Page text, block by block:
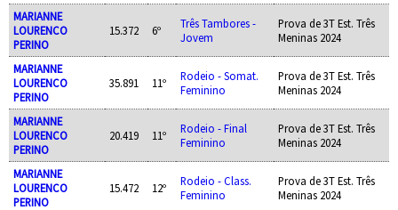
MARIANNE
LOURENCO
PERINO
15.372 6º
Três Tambores -
Jovem
Prova de 3T Est. Três
Meninas 2024
MARIANNE
LOURENCO
PERINO
35.891 11º
Rodeio - Somat.
Feminino
Prova de 3T Est. Três
Meninas 2024
MARIANNE
LOURENCO
PERINO
20.419 11º
Rodeio - Final
Feminino
Prova de 3T Est. Três
Meninas 2024
MARIANNE
LOURENCO
PERINO
15.472 12º
Rodeio - Class.
Feminino
Prova de 3T Est. Três
Meninas 2024